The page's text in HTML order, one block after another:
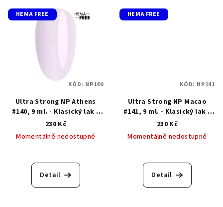
HEMA FREE
Ultra Strong NP Athens
#140, 9 ml. - Klasický lak s
gelovým efektem
230 Kč
Momentálně nedostupné
Detail
KÓD: NP140
HEMA FREE
Ultra Strong NP Macao
#141, 9 ml. - Klasický lak s
gelovým efektem
230 Kč
Momentálně nedostupné
Detail
KÓD: NP141